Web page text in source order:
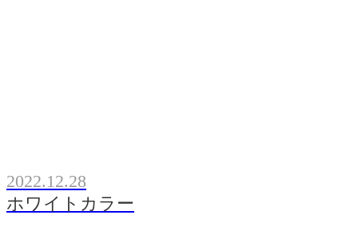
2022.12.28
ホワイトカラー